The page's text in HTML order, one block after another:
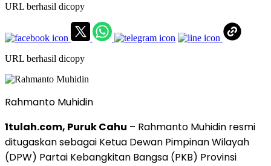
URL berhasil dicopy
URL berhasil dicopy
Rahmanto Muhidin
1tulah.com, Puruk Cahu – Rahmanto Muhidin resmi
ditugaskan sebagai Ketua Dewan Pimpinan Wilayah
(DPW) Partai Kebangkitan Bangsa (PKB) Provinsi